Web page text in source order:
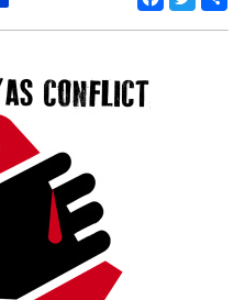
Facebook
Twitter